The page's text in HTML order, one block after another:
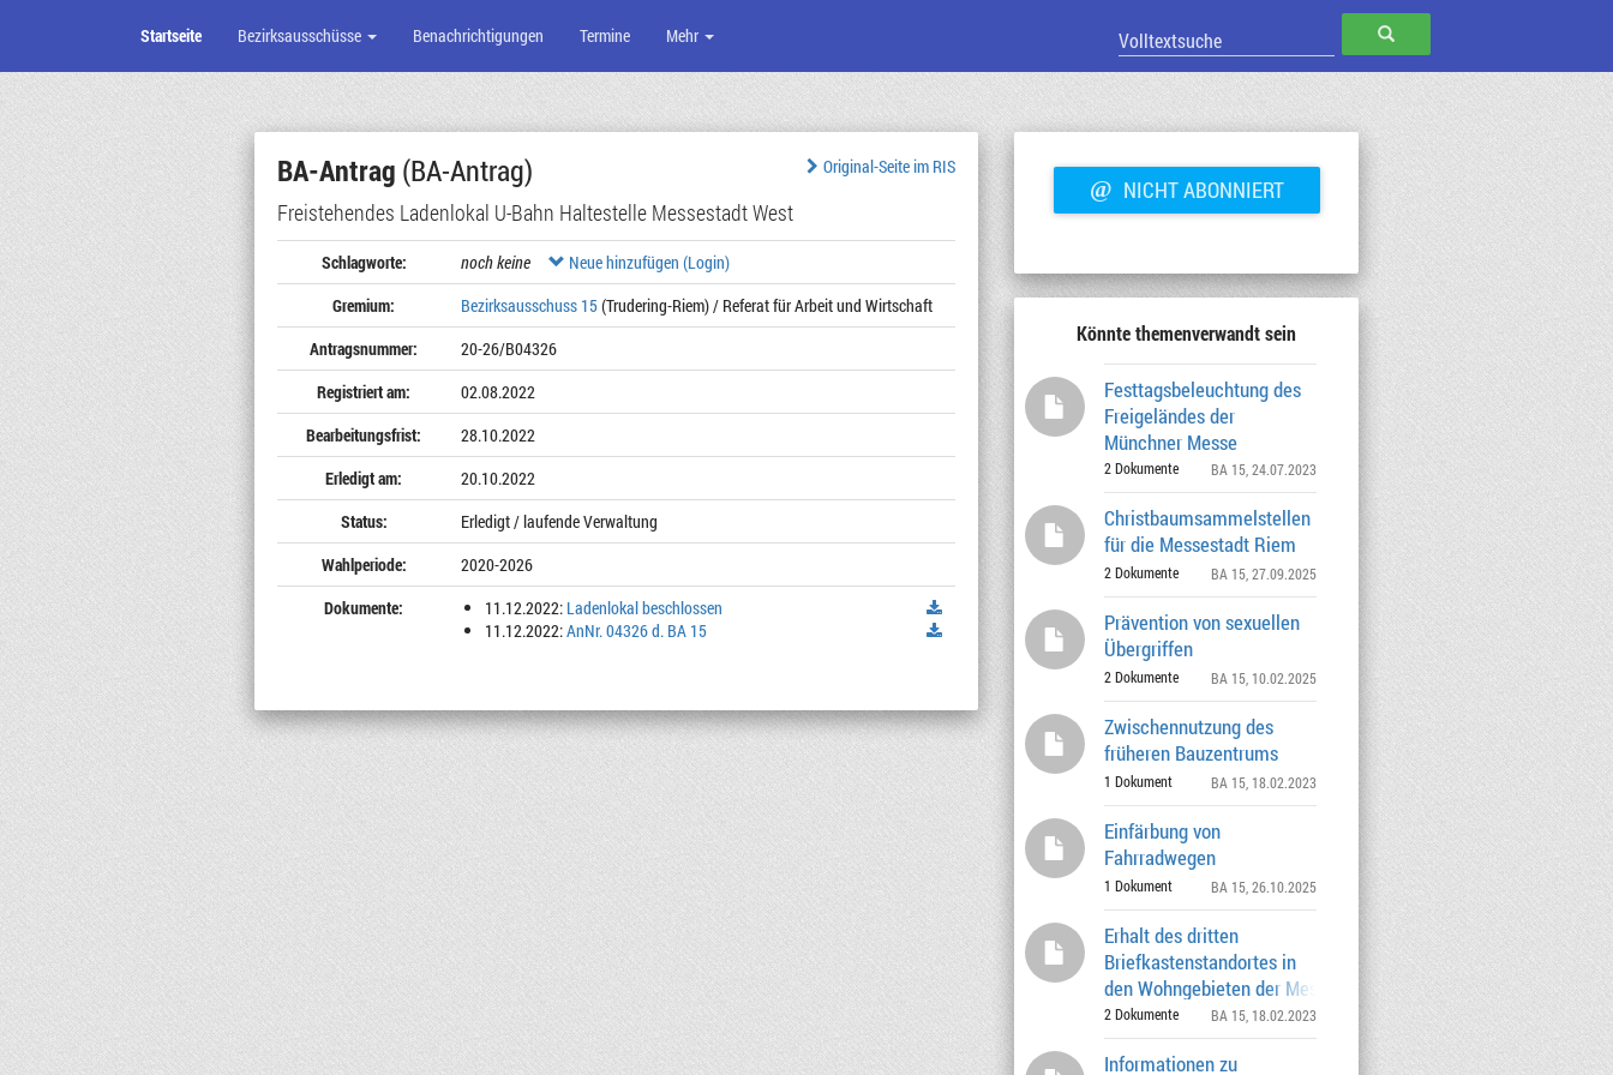
Zum
Seiteninhalt
SUCHEN
Startseite Bezirksausschüsse Benachrichtigungen Termine Mehr
Original-Seite im RIS
BA-Antrag (BA-Antrag)
Freistehendes Ladenlokal U-Bahn Haltestelle Messestadt West
Schlagworte: noch keine
Neue hinzufügen (Login)
Gremium:
Bezirksausschuss 15(Trudering-Riem) / Referat für Arbeit und Wirtschaft
Antragsnummer:
20-26/B04326
Registriert am:
02.08.2022
Bearbeitungsfrist:
28.10.2022
Erledigt am:
20.10.2022
Status:
Erledigt / laufende Verwaltung
Wahlperiode:
2020-2026
Dokumente:
11.12.2022: Ladenlokal beschlossen
11.12.2022:AnNr. 04326 d. BA 15
@ NICHT ABONNIERT
Könnte themenverwandt sein
Festtagsbeleuchtung des
Freigeländes der
Münchner Messe
2 Dokumente BA 15, 24.07.2023
Christbaumsammelstellen
für die Messestadt Riem
2 Dokumente BA 15, 27.09.2025
Prävention von sexuellen
Übergriffen
2 Dokumente BA 15, 10.02.2025
Zwischennutzung des
früheren Bauzentrums
1 Dokument BA 15, 18.02.2023
Einfärbung von
Fahrradwegen
1 Dokument BA 15, 26.10.2025
Erhalt des dritten
Briefkastenstandortes in
den Wohngebieten der Messestadt
2 Dokumente BA 15, 18.02.2023
Informationen zu